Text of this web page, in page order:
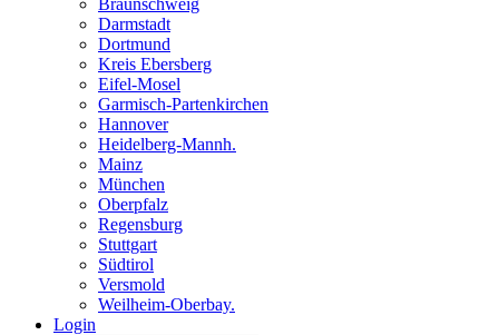
Braunschweig
Darmstadt
Dortmund
Kreis Ebersberg
Eifel-Mosel
Garmisch-Partenkirchen
Hannover
Heidelberg-Mannh.
Mainz
München
Oberpfalz
Regensburg
Stuttgart
Südtirol
Versmold
Weilheim-Oberbay.
Login